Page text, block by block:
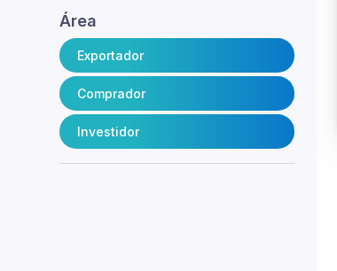
Área
Exportador
Comprador
Investidor